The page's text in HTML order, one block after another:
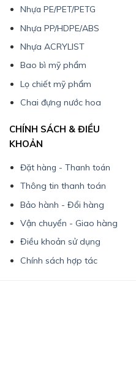
Nhựa PE/PET/PETG
Nhựa PP/HDPE/ABS
Nhựa ACRYLIST
Bao bì mỹ phẩm
Lọ chiết mỹ phẩm
Chai đựng nước hoa
CHÍNH SÁCH & ĐIỀU
KHOẢN
Đặt hàng - Thanh toán
Thông tin thanh toán
Bảo hành - Đổi hàng
Vận chuyển - Giao hàng
Điều khoản sử dụng
Chính sách hợp tác